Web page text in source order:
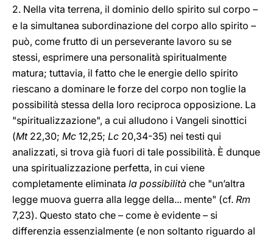
2. Nella vita terrena, il dominio dello spirito sul corpo –
e la simultanea subordinazione del corpo allo spirito –
può, come frutto di un perseverante lavoro su se
stessi, esprimere una personalità spiritualmente
matura; tuttavia, il fatto che le energie dello spirito
riescano a dominare le forze del corpo non toglie la
possibilità stessa della loro reciproca opposizione. La
"spiritualizzazione", a cui alludono i Vangeli sinottici
(Mt22,30; Mc 12,25; Lc 20,34-35) nei testi qui
analizzati, si trova già fuori di tale possibilità. È dunque
una spiritualizzazione perfetta, in cui viene
completamente eliminata la possibilità che "un’altra
legge muova guerra alla legge della... mente" (cf. Rm
7,23). Questo stato che – come è evidente – si
differenzia essenzialmente (e non soltanto riguardo al